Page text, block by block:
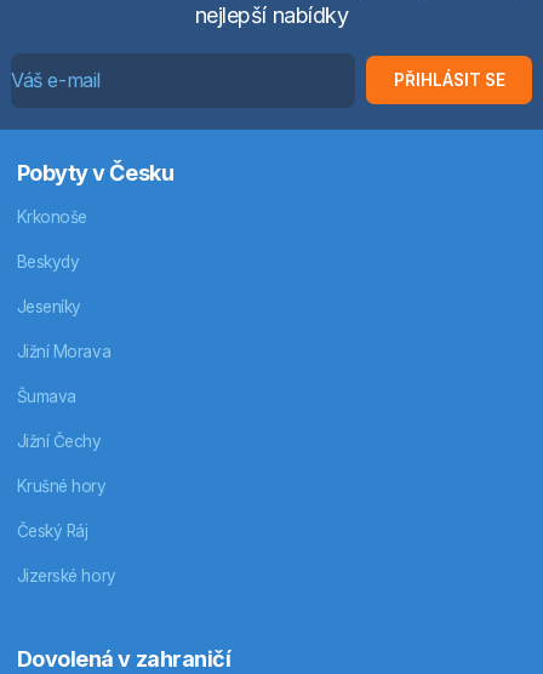
nejlepší nabídky
PŘIHLÁSIT SE
Pobyty v Česku
Krkonoše
Beskydy
Jeseníky
Jižní Morava
Šumava
Jižní Čechy
Krušné hory
Český Ráj
Jizerské hory
Dovolená v zahraničí